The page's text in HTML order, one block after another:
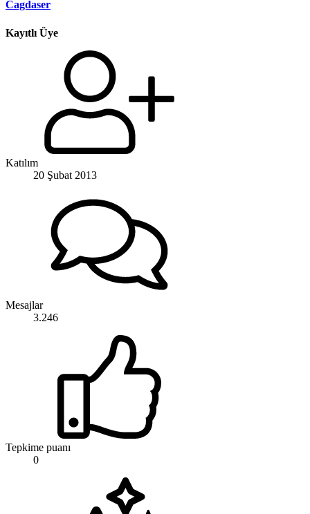
Cagdaser
Kayıtlı Üye
Katılım
20 Şubat 2013
Mesajlar
3.246
Tepkime puanı
0